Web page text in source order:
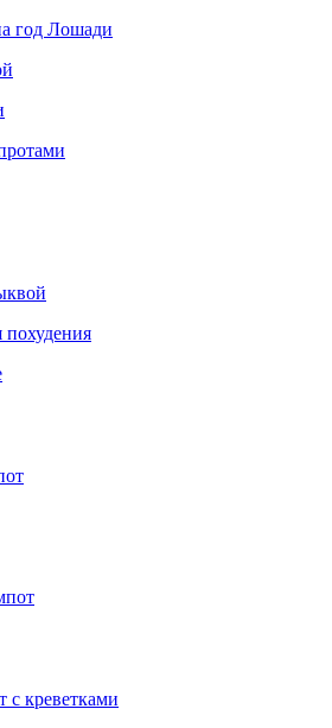
год Лошади
похудения
с креветками